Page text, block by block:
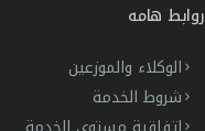
روابط هامه
الوكلاء والموزعين
شروط الخدمة